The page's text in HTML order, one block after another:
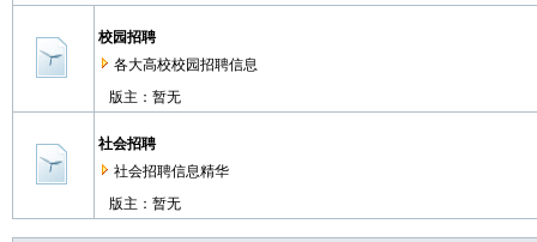
校园招聘
各大高校校园招聘信息
版主：暂无
社会招聘
社会招聘信息精华
版主：暂无